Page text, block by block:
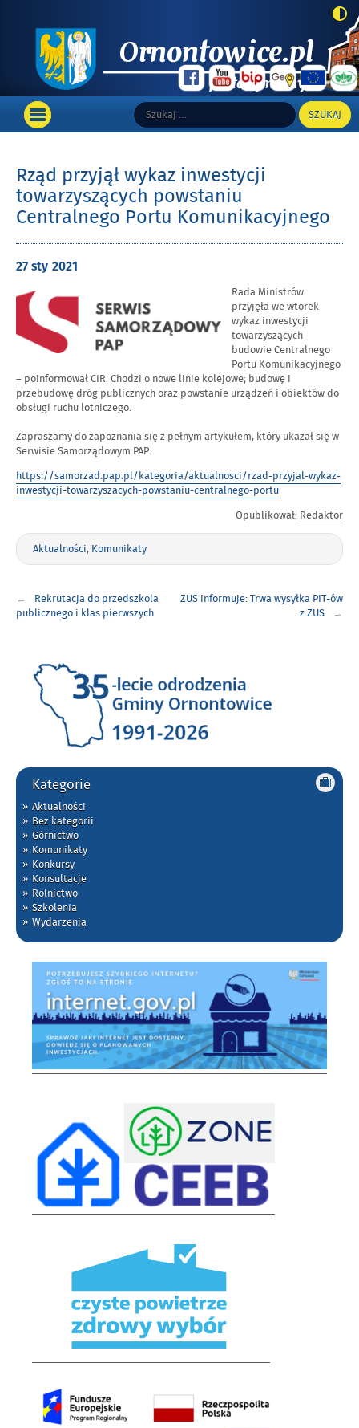
Portal informacyjny Gminy Ornontowice
Wyszukiwarka
Szukaj:
Top
MainOTWÓRZ
MENU
Rząd przyjął wykaz inwestycji
towarzyszących powstaniu
Centralnego Portu Komunikacyjnego
Opublikowano
dniu
27 sty 2021
Rada Ministrów
przyjęła we wtorek
wykaz inwestycji
towarzyszących
budowie Centralnego
Portu Komunikacyjnego
– poinformował CIR. Chodzi o nowe linie kolejowe; budowę i
przebudowę dróg publicznych oraz powstanie urządzeń i obiektów do
obsługi ruchu lotniczego.
Zapraszamy do zapoznania się z pełnym artykułem, który ukazał się w
Serwisie Samorządowym PAP:
https://samorzad.pap.pl/kategoria/aktualnosci/rzad-przyjal-wykaz-
inwestycji-towarzyszacych-powstaniu-centralnego-portu
Opublikował: Redaktor
Aktualności, Komunikaty
wpisuRekrutacja do przedszkola
publicznego i klas pierwszych
ZUS informuje: Trwa wysyłka PIT-ów
z ZUS
Kategorie
Aktualności
Bez kategorii
Górnictwo
Komunikaty
Konkursy
Konsultacje
Rolnictwo
Szkolenia
Wydarzenia